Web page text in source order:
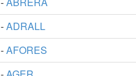
-ADRALL
-AFORES